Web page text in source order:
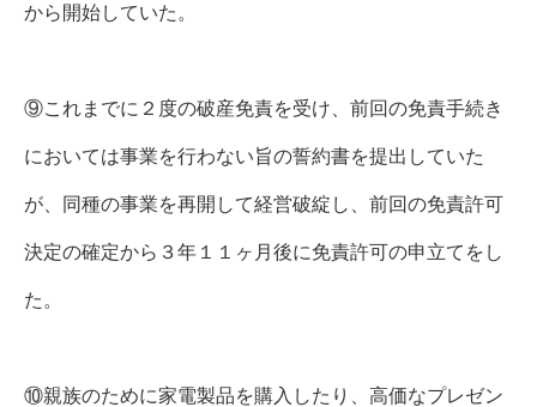
から開始していた。
⑨これまでに２度の破産免責を受け、前回の免責手続き
においては事業を行わない旨の誓約書を提出していた
が、同種の事業を再開して経営破綻し、前回の免責許可
決定の確定から３年１１ヶ月後に免責許可の申立てをし
た。
⑩親族のために家電製品を購入したり、高価なプレゼン